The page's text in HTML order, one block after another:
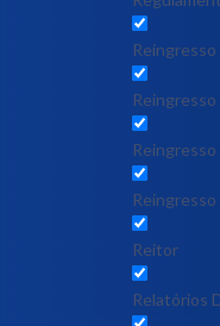
Reingresso
Reitor
Relatórios